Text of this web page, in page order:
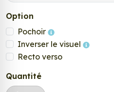
Option
Pochoir
Inverser le visuel
Recto verso
Quantité